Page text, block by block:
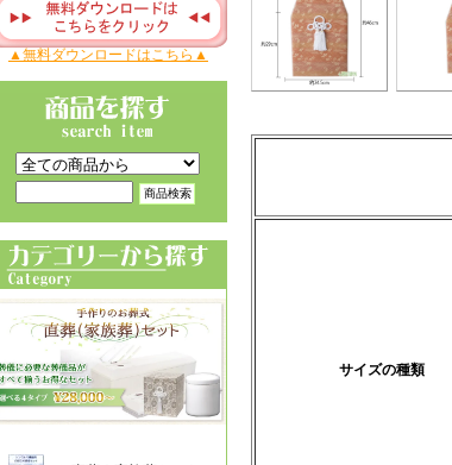
▲無料ダウンロードはこちら▲
サイズの種類